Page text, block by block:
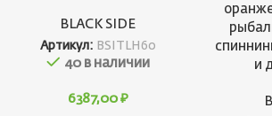
BLACK SIDE
Артикул: BSITLH60
40 в наличии
6387,00 ₽
и